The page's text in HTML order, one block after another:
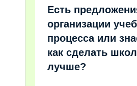
Есть
организации
процесса или
как сделать
лучше?